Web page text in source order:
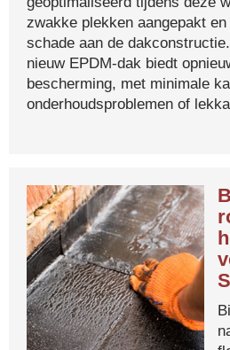
zwakke plekken aangepakt
schade aan de
nieuw EPDM-dak biedt
bescherming, met minimale
onderhoudsproblemen of